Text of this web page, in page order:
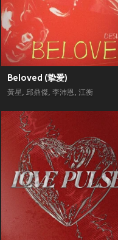
Beloved (挚爱)
黃星, 邱鼎傑, 李沛恩, 江衡